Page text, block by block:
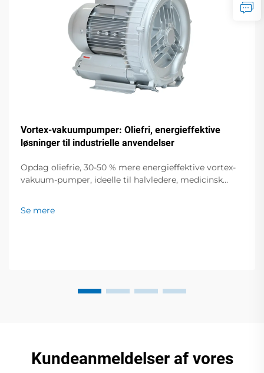
Vortex-vakuumpumper: Oliefri, energieffektive
løsninger til industrielle anvendelser
Opdag oliefrie, 30-50 % mere energieffektive vortex-
vakuum-pumper, ideelle til halvledere, medicinsk
Se mere
Kundeanmeldelser af vores